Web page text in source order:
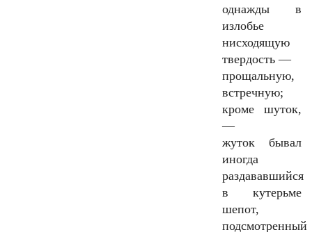
однажды в
излобье
нисходящую
твердость —
прощальную,
встречную;
кроме шуток,
—
жуток бывал
иногда
раздававшийся
в кутерьме
шепот,
подсмотренный